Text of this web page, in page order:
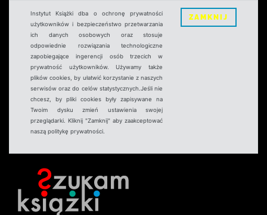
Instytut Książki dba o ochronę prywatności
użytkowników i bezpieczeństwo przetwarzania
ich danych osobowych oraz stosuje
odpowiednie rozwiązania technologiczne
zapobiegające ingerencji osób trzecich w
prywatność użytkowników. Używamy także
plików cookies, by ułatwić korzystanie z naszych
serwisów oraz do celów statystycznych.Jeśli nie
chcesz, by pliki cookies były zapisywane na
Twoim dysku zmień ustawienia swojej
przeglądarki. Kliknij "Zamknij" aby zaakceptować
naszą politykę prywatności.
ZAMKNIJ